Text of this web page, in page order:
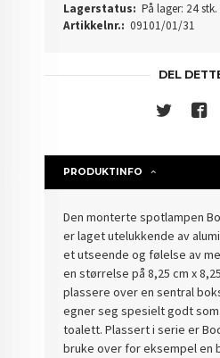
Lagerstatus: På lager: 24 stk.
Artikkelnr.: 09101/01/31
DEL
PRODUKTINFO
Den monterte spotlampen
er laget utelukkende av
et utseende og følelse av
en størrelse på 8,25 cm x
plassere over en sentral
egner seg spesielt godt
toalett. Plassert i serie er
bruke over for eksempel en